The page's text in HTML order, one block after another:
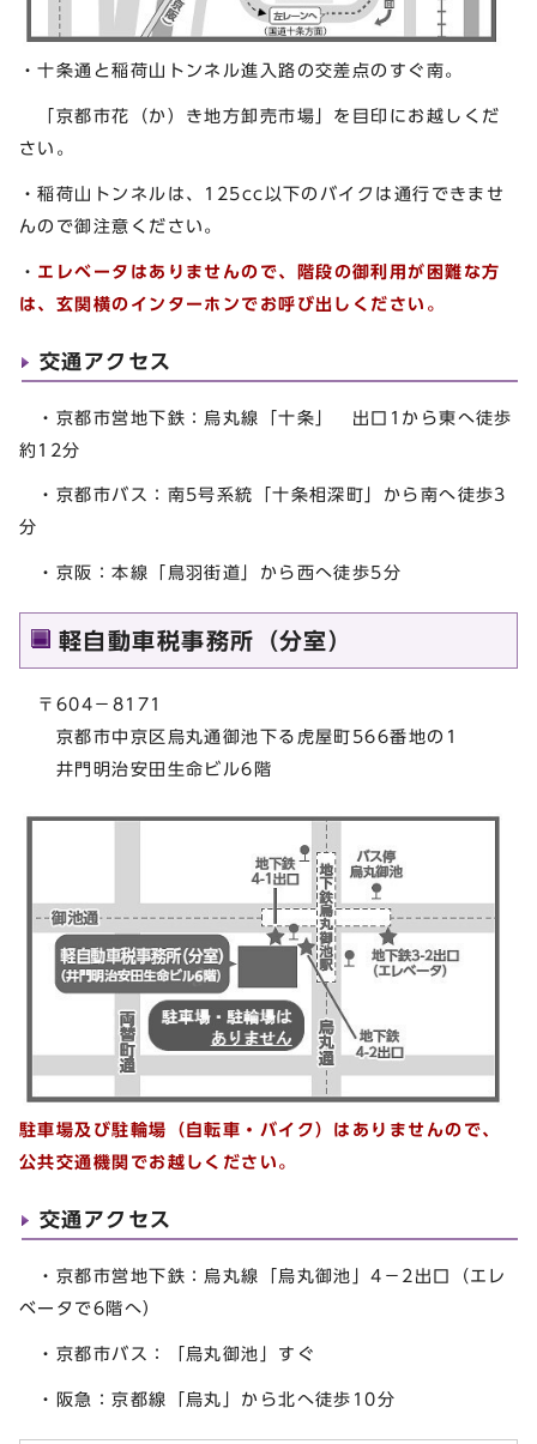
・十条通と稲荷山トンネル進入路の交差点のすぐ南。
「京都市花（か）き地方卸売市場」を目印にお越しくだ
さい。
・稲荷山トンネルは、125cc以下のバイクは通行できませ
んので御注意ください。
・ エレベータはありませんので、 階段の御利用が困難な方
は、玄関横のインターホンでお呼び出しください。
交通アクセス
・京都市営地下鉄：烏丸線「十条」 出口1から東へ徒歩
約12分
・京都市バス：南5号系統「十条相深町」から南へ徒歩3
分
・京阪：本線「鳥羽街道」から西へ徒歩5分
軽自動車税事務所（分室）
〒604－8171
京都市中京区烏丸通御池下る虎屋町566番地の1
井門明治安田生命ビル6階
駐車場及び駐輪場（自転車・バイク）はありませんので、
公共交通機関でお越しください。
交通アクセス
・京都市営地下鉄：烏丸線「烏丸御池」4－2出口（エレ
ベータで6階へ）
・京都市バス：「烏丸御池」すぐ
・阪急：京都線「烏丸」から北へ徒歩10分